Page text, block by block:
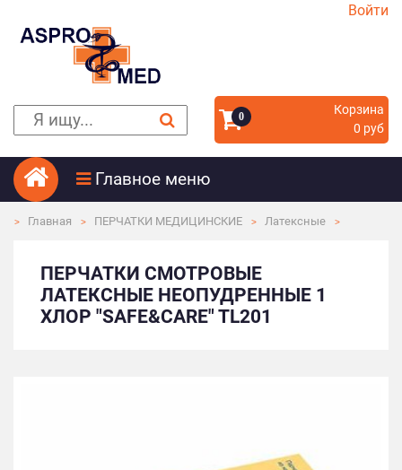
Войти
0
Корзина
0 руб
Главное меню
Главная ПЕРЧАТКИ МЕДИЦИНСКИЕ Латексные
ПЕРЧАТКИ СМОТРОВЫЕ
ЛАТЕКСНЫЕ НЕОПУДРЕННЫЕ 1
ХЛОР "SAFE&CARE" TL201